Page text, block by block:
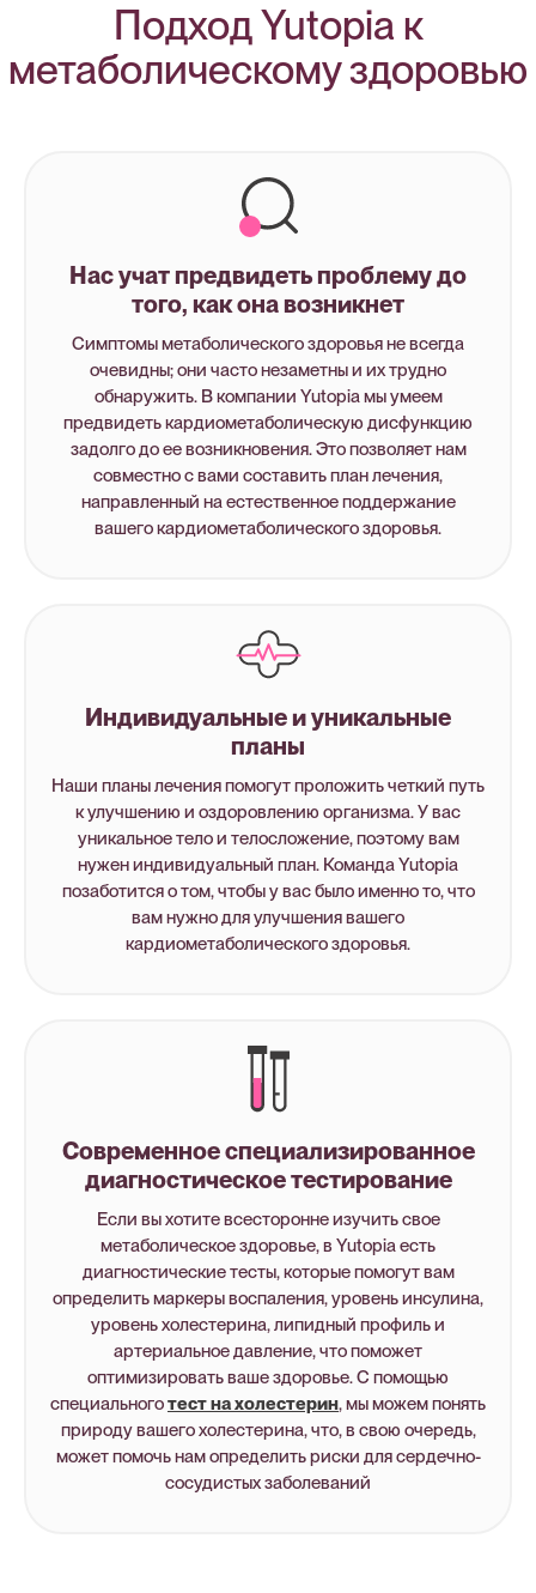
Подход Yutopia к
метаболическому здоровью
Нас учат предвидеть проблему до
того, как она возникнет
Симптомы метаболического здоровья не всегда
очевидны; они часто незаметны и их трудно
обнаружить. В компании Yutopia мы умеем
предвидеть кардиометаболическую дисфункцию
задолго до ее возникновения. Это позволяет нам
совместно с вами составить план лечения,
направленный на естественное поддержание
вашего кардиометаболического здоровья.
Современное специализированное
диагностическое тестирование
Если вы хотите всесторонне изучить свое
метаболическое здоровье, в Yutopia есть
диагностические тесты, которые помогут вам
определить маркеры воспаления, уровень инсулина,
уровень холестерина, липидный профиль и
артериальное давление, что поможет
оптимизировать ваше здоровье. С помощью
специальноготест на холестерин, мы можем понять
природу вашего холестерина, что, в свою очередь,
может помочь нам определить риски для сердечно-
сосудистых заболеваний
Индивидуальные и уникальные
планы
Наши планы лечения помогут проложить четкий путь
к улучшению и оздоровлению организма. У вас
уникальное тело и телосложение, поэтому вам
нужен индивидуальный план. Команда Yutopia
позаботится о том, чтобы у вас было именно то, что
вам нужно для улучшения вашего
кардиометаболического здоровья.